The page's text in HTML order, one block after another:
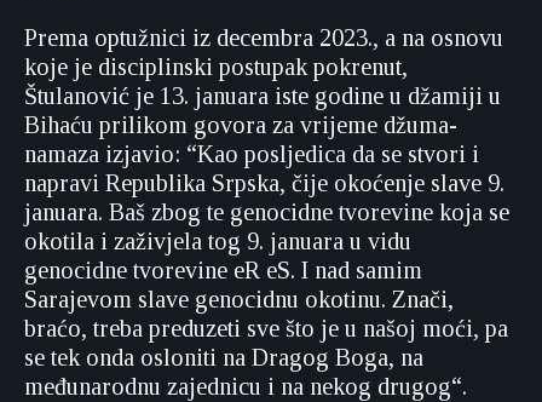
Prema optužnici iz decembra 2023., a na osnovu
koje je disciplinski postupak pokrenut,
Štulanović je 13. januara iste godine u džamiji u
Bihaću prilikom govora za vrijeme džuma-
namaza izjavio: “Kao posljedica da se stvori i
napravi Republika Srpska, čije okoćenje slave 9.
januara. Baš zbog te genocidne tvorevine koja se
okotila i zaživjela tog 9. januara u vidu
genocidne tvorevine eR eS. I nad samim
Sarajevom slave genocidnu okotinu. Znači,
braćo, treba preduzeti sve što je u našoj moći, pa
se tek onda osloniti na Dragog Boga, na
međunarodnu zajednicu i na nekog drugog“.